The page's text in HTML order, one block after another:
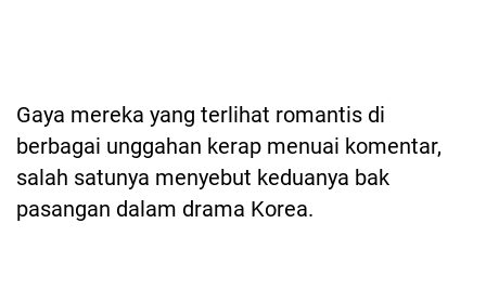
Gaya mereka yang terlihat romantis di
berbagai unggahan kerap menuai komentar,
salah satunya menyebut keduanya bak
pasangan dalam drama Korea.